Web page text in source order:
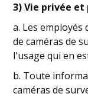
3) Vie privée
a. Les
de caméras de
l'usage qui en
b. Toute
caméras de